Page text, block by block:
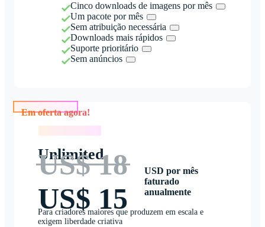
Cinco downloads de imagens por mês
Um pacote por mês
Sem atribuição necessária
Downloads mais rápidos
Suporte prioritário
Sem anúncios
Unlimited
US$ 18
US$ 15
USD por mês
faturado
anualmente
Para criadores maiores que produzem em escala e
exigem liberdade criativa